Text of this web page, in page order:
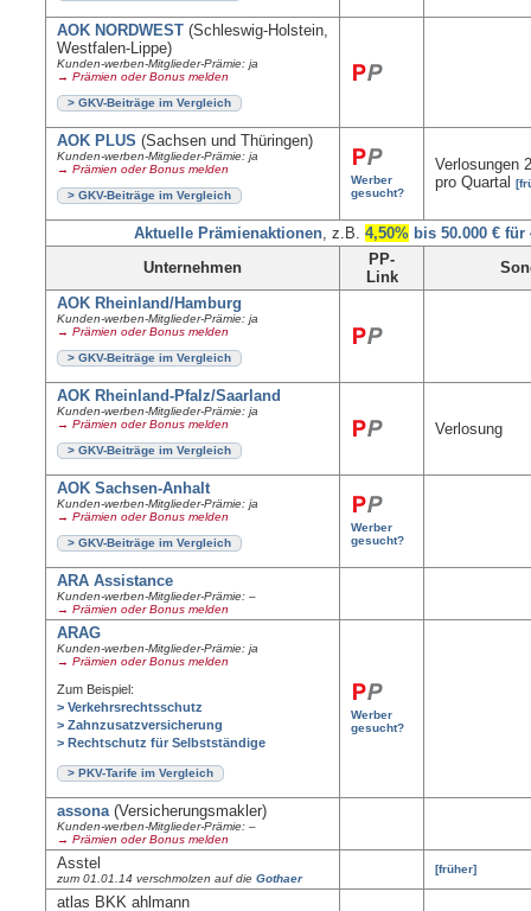
AOK NORDWEST (Schleswig-Holstein,
Westfalen-Lippe)
Kunden-werben-Mitglieder-Prämie: ja
→ Prämien oder Bonus melden
> GKV-Beiträge im Vergleich
AOK PLUS (Sachsen und Thüringen)
Kunden-werben-Mitglieder-Prämie: ja
→ Prämien oder Bonus melden
> GKV-Beiträge im Vergleich
Werber
gesucht?
Verlosungen
pro Quartal
Aktuelle Prämienaktionen , z.B.4,50% bis 50.000 € für
Unternehmen
PP-
Link
AOK Rheinland/Hamburg
Kunden-werben-Mitglieder-Prämie: ja
→ Prämien oder Bonus melden
> GKV-Beiträge im Vergleich
AOK Rheinland-Pfalz/Saarland
Kunden-werben-Mitglieder-Prämie: ja
→ Prämien oder Bonus melden
> GKV-Beiträge im Vergleich
Verlosung
AOK Sachsen-Anhalt
Kunden-werben-Mitglieder-Prämie: ja
→ Prämien oder Bonus melden
> GKV-Beiträge im Vergleich
Werber
gesucht?
ARA Assistance
Kunden-werben-Mitglieder-Prämie: –
→ Prämien oder Bonus melden
ARAG
Kunden-werben-Mitglieder-Prämie: ja
→ Prämien oder Bonus melden
Zum Beispiel:
> Verkehrsrechtsschutz
> Zahnzusatzversicherung
> Rechtschutz für Selbstständige
> PKV-Tarife im Vergleich
Werber
gesucht?
assona (Versicherungsmakler)
Kunden-werben-Mitglieder-Prämie: –
→ Prämien oder Bonus melden
Asstel
zum 01.01.14 verschmolzen auf dieGothaer
[früher]
atlas BKK ahlmann